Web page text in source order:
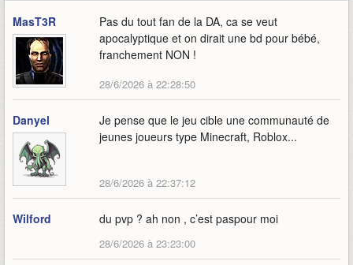
MasT3R
Pas du tout fan de la DA, ca se veut
apocalyptique et on dirait une bd pour bébé,
franchement NON !
28/6/2026 à 22:28:50
Danyel
Je pense que le jeu cible une communauté de
jeunes joueurs type Minecraft, Roblox...
28/6/2026 à 22:37:12
Wilford du pvp ? ah non , c’est paspour moi
28/6/2026 à 23:23:00